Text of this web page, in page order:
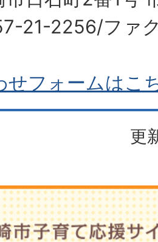
21-2256/ファ
せフォームはこ
更